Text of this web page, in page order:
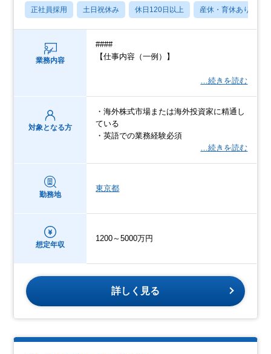
正社員採用 土日祝休み 休日120日以上 産休・育休あり
業務内容
####
【仕事内容（一例）】
…続きを読む
対象となる方
・海外株式市場または海外投資家に精通し
ている
・英語での業務経験必須
…続きを読む
勤務地
東京都
想定年収
1200～5000万円
詳しく見る